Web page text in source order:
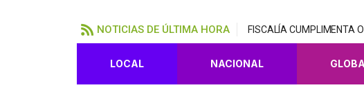
NOTICIAS DE ÚLTIMA HORA FISCALÍA CUMPLIMENTA
LOCAL NACIONAL